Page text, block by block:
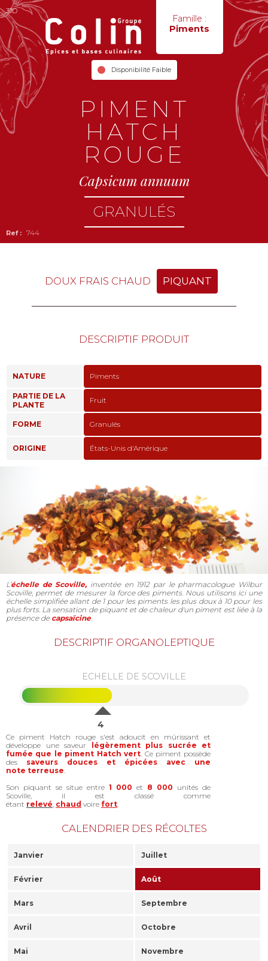
Famille :
Piments
Disponibilité Faible
31D
744
PIMENT
HATCH
ROUGE
Capsicum annuum
GRANULÉS
DOUX FRAIS CHAUD PIQUANT
DESCRIPTIF PRODUIT
NATURE Piments
PARTIE DE LA
PLANTE
Fruit
FORME Granulés
ORIGINE États-Unis d'Amérique
L’ échelle de Scoville, inventée en 1912 par le pharmacologue Wilbur
Scoville, permet de mesurer la force des piments. Nous utilisons ici une
échelle simplifiée allant de 1 pour les piments les plus doux à 10 pour les
plus forts. La sensation de piquant et de chaleur d'un piment est liée à la
présence de capsaïcine
DESCRIPTIF ORGANOLEPTIQUE
ECHELLE DE SCOVILLE
4
Ce piment Hatch rouge s'est adoucit en mûrissant et
développe une saveur légèrement plus sucrée et
fumée que le piment Hatch vert . Ce piment possède
des saveurs douces et épicées avec une
note terreuse
Son piquant se situe entre1 000 et 8 000 unités de
Scoville, il est classé comme
étant relevé chaud voire fort
CALENDRIER DES RÉCOLTES
Janvier Juillet
Février Août
Mars Septembre
Avril Octobre
Mai Novembre